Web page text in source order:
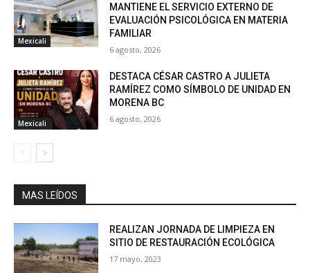
Mexicali
MANTIENE EL SERVICIO EXTERNO DE
EVALUACIÓN PSICOLÓGICA EN MATERIA
FAMILIAR
6 agosto, 2026
Mexicali
DESTACA CÉSAR CASTRO A JULIETA
RAMÍREZ COMO SÍMBOLO DE UNIDAD EN
MORENA BC
6 agosto, 2026
MAS LEÍDOS
REALIZAN JORNADA DE LIMPIEZA EN
SITIO DE RESTAURACIÓN ECOLÓGICA
17 mayo, 2023